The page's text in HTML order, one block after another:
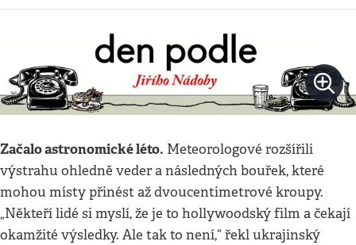
Začalo astronomické léto. Meteorologové rozšířili
výstrahu ohledně veder a následných bouřek, které
mohou místy přinést až dvoucentimetrové kroupy.
„Někteří lidé si myslí, že je to hollywoodský film a čekají
okamžité výsledky. Ale tak to není,“ řekl ukrajinský